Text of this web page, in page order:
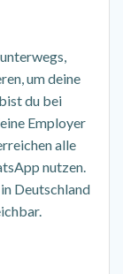
um deine
du bei
Employer
alle
nutzen.
Deutschland